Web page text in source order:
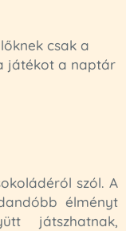
csak a
játékot a naptár
szól. A
élményt
játszhatnak,